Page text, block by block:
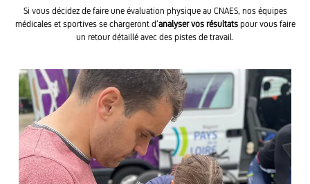
Si vous décidez de faire une évaluation physique au CNAES, nos équipes
médicales et sportives se chargeront d’analyser vos résultatspour vous faire
un retour détaillé avec des pistes de travail.